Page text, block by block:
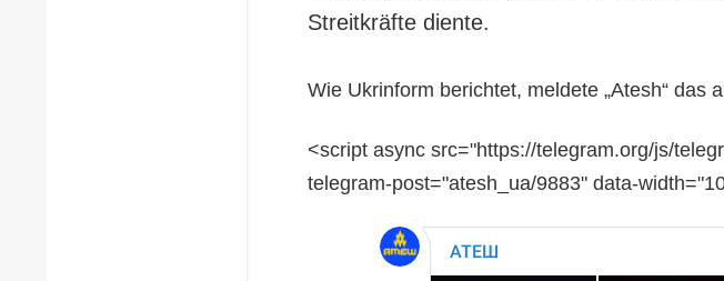
Streitkräfte diente.
Wie Ukrinform berichtet, meldete „Atesh“ das
<script async src="https://telegram.org/js/
telegram-post="atesh_ua/9883" data-